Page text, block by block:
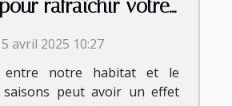
rafraîchir votre
5 avril 2025 10:27
entre notre habitat et le
saisons peut avoir un effet